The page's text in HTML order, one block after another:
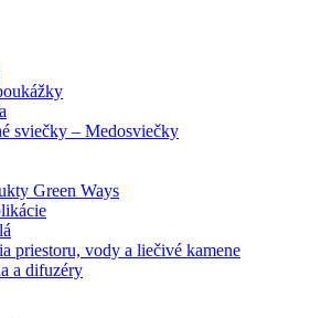
sviečky – Medosviečky
Green Ways
priestoru, vody a liečivé kamene
a difuzéry